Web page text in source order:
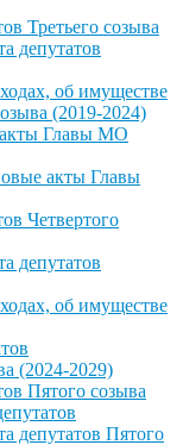
Третьего созыва
депутатов
об имуществе
(2019-2024)
Главы МО
акты Главы
Четвертого
депутатов
об имуществе
(2024-2029)
Пятого созыва
депутатов Пятого